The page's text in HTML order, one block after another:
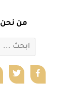
من نحن